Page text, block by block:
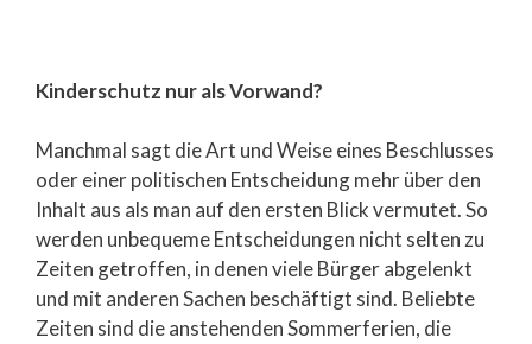
Kinderschutz nur als Vorwand?
Manchmal sagt die Art und Weise eines Beschlusses
oder einer politischen Entscheidung mehr über den
Inhalt aus als man auf den ersten Blick vermutet. So
werden unbequeme Entscheidungen nicht selten zu
Zeiten getroffen, in denen viele Bürger abgelenkt
und mit anderen Sachen beschäftigt sind. Beliebte
Zeiten sind die anstehenden Sommerferien, die